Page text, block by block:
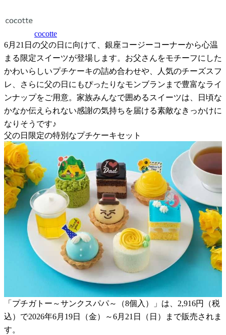
cocotte
6月21日の父の日に向けて、銀座コージーコーナーから心温
まる限定スイーツが登場します。お父さんをモチーフにした
かわいらしいプチケーキの詰め合わせや、人気のチーズスフ
レ、さらに父の日にもぴったりなモンブランまで豊富なライ
ンナップをご用意。家族みんなで囲めるスイーツは、日頃な
かなか伝えられない感謝の気持ちを届ける素敵なきっかけに
なりそうです♪
父の日限定の特別なプチケーキセット
「プチガトー～サンクスパパ～（8個入）」は、2,916円（税
込）で2026年6月19日（金）～6月21日（日）まで販売されま
す。